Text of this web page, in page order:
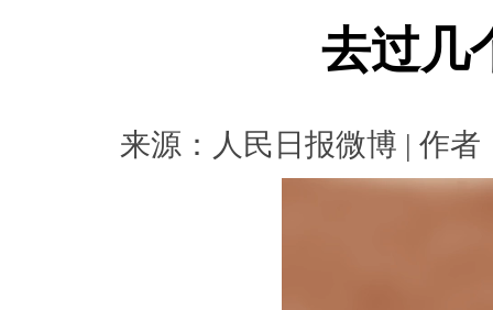
去过几
来源：人民日报微博 | 作者